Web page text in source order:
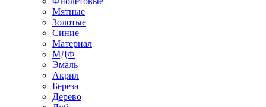
Мятные
Золотые
Синие
Материал
МДФ
Эмаль
Акрил
Береза
Дерево